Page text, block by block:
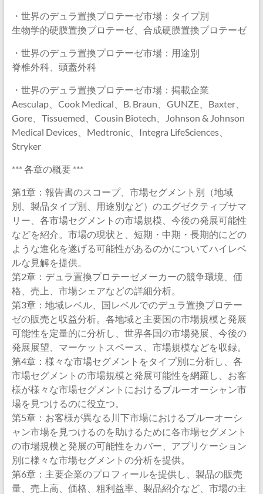
・世界のデュラ置換プロテーゼ市場：タイプ別
生物学的硬膜置換プロテーゼ、合成硬膜置換プロテーゼ
・世界のデュラ置換プロテーゼ市場：用途別
脊椎外科、頭蓋外科
・世界のデュラ置換プロテーゼ市場：掲載企業
Aesculap、Cook Medical、B. Braun、GUNZE、Baxter、
Gore、Tissuemed、Cousin Biotech、Johnson & Johnson
Medical Devices、Medtronic、Integra LifeSciences、
Stryker
*** 各章の概要 ***
第1章：報告書のスコープ、市場セグメント別（地域
別、製品タイプ別、用途別など）のエグゼクティブサマ
リー、各市場セグメントの市場規模、今後の発展可能性
などを紹介。市場の現状と、短期・中期・長期的にどの
ような進化を遂げる可能性があるのかについてハイレベ
ルな見解を提供。
第2章：デュラ置換プロテーゼメーカーの競争環境、価
格、売上、市場シェアなどの詳細分析。
第3章：地域レベル、国レベルでのデュラ置換プロテー
ゼの販売と収益分析。各地域と主要国の市場規模と発展
可能性を定量的に分析し、世界各国の市場発展、今後の
発展展望、マーケットスペース、市場規模などを収録。
第4章：様々な市場セグメントをタイプ別に分析し、各
市場セグメントの市場規模と発展可能性を網羅し、お客
様が様々な市場セグメントにおけるブルーオーシャン市
場を見つけるのに役立つ。
第5章：お客様が異なる川下市場におけるブルーオーシ
ャン市場を見つけるのを助けるために各市場セグメント
の市場規模と発展の可能性をカバー、アプリケーション
別に様々な市場セグメントの分析を提供。
第6章：主要企業のプロフィールを提供し、製品の販売
量、売上高、価格、粗利益率、製品紹介など、市場の主